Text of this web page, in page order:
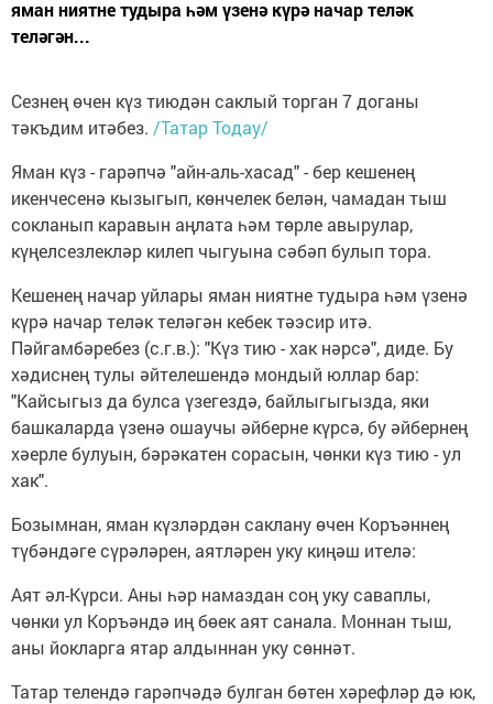
яман ниятне тудыра һәм үзенә күрә начар теләк
теләгән...
Сезнең өчен күз тиюдән саклый торган 7 доганы
тәкъдим итәбез. /Татар Тодау/
Яман күз - гарәпчә "айн-аль-хасад" - бер кешенең
икенчесенә кызыгып, көнчелек белән, чамадан тыш
сокланып каравын аңлата һәм төрле авырулар,
күңелсезлекләр килеп чыгуына сәбәп булып тора.
Кешенең начар уйлары яман ниятне тудыра һәм үзенә
күрә начар теләк теләгән кебек тәэсир итә.
Пәйгамбәребез (с.г.в.): "Күз тию - хак нәрсә", диде. Бу
хәдиснең тулы әйтелешендә мондый юллар бар:
"Кайсыгыз да булса үзегездә, байлыгыгызда, яки
башкаларда үзенә ошаучы әйберне күрсә, бу әйбернең
хәерле булуын, бәрәкатен сорасын, чөнки күз тию - ул
хак".
Бозымнан, яман күзләрдән саклану өчен Коръәннең
түбәндәге сүрәләрен, аятләрен уку киңәш ителә:
Аят әл-Күрси. Аны һәр намаздан соң уку саваплы,
чөнки ул Коръәндә иң бөек аят санала. Моннан тыш,
аны йокларга ятар алдыннан уку сөннәт.
Татар телендә гарәпчәдә булган бөтен хәрефләр дә юк,